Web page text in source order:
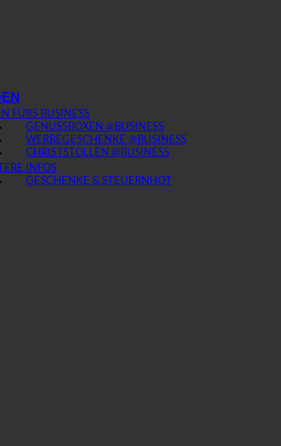
FÜRS BUSINESS
GENUSSBOXEN @BUSINESS
WERBEGESCHENKE @BUSINESS
CHRISTSTOLLEN @BUSINESS
INFOS
GESCHENKE & STEUERN